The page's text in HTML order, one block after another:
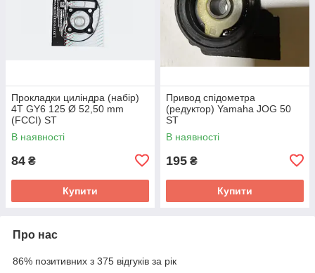
Прокладки циліндра (набір)
4T GY6 125 Ø 52,50 mm
(FCCI) ST
В наявності
84 ₴
Купити
Привод спідометра
(редуктор) Yamaha JOG 50
ST
В наявності
195 ₴
Купити
Про нас
86% позитивних з 375 відгуків за рік